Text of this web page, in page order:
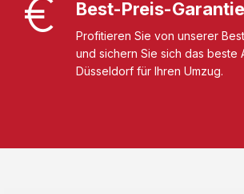
Best-Preis-Garantie
Profitieren Sie von unserer
und sichern Sie sich das beste
Düsseldorf für Ihren Umzug.